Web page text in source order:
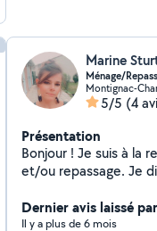
Marine
Ménage/
5/5 (4
Présentation
Bonjour ! Je suis à la
et/ou repassage. Je
d'une maison. Je suis
après-midi, ça tourne
Dernier avis laissé
Il y a plus de 6 mois